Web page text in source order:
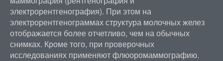
электрорентгенография). При этом на
электрорентгенограммах структура молочных желез
отображается более отчетливо, чем на обычных
снимках. Кроме того, при проверочных
исследованиях применяют флюоромаммографию.